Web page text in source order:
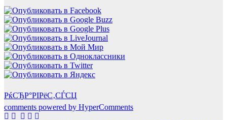
РќСЂР°РІРёС‚СЃСЏ
comments powered by HyperComments